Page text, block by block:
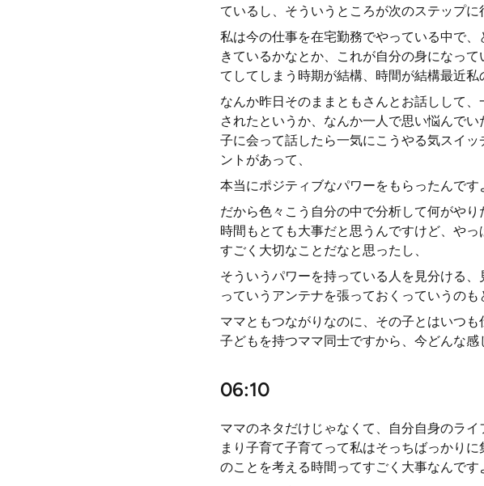
ているし、そういうところが次のステップ
私は今の仕事を在宅勤務でやっている中で
きているかなとか、これが自分の身になっ
てしてしまう時期が結構、時間が結構最近私
なんか昨日そのままともさんとお話しして
されたというか、なんか一人で思い悩んで
子に会って話したら一気にこうやる気スイ
ントがあって、
本当にポジティブなパワーをもらったんです
だから色々こう自分の中で分析して何がや
時間もとても大事だと思うんですけど、や
すごく大切なことだなと思ったし、
そういうパワーを持っている人を見分ける
っていうアンテナを張っておくっていうの
ママともつながりなのに、その子とはいつ
子どもを持つママ同士ですから、今どんな
06:10
ママのネタだけじゃなくて、自分自身のラ
まり子育て子育てって私はそっちばっかり
のことを考える時間ってすごく大事なんです